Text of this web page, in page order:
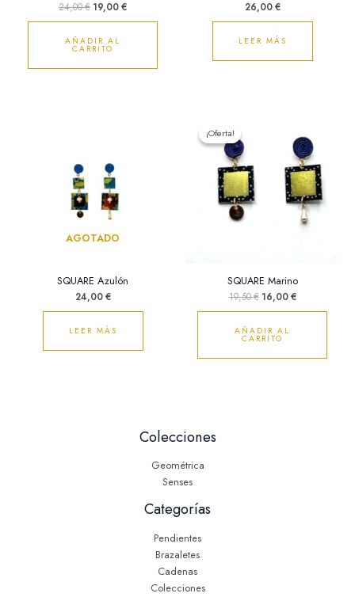
24,00€ 19,00€
AÑADIR AL
CARRITO
26,00€
LEER MÁS
AGOTADO
SQUARE Azulón
24,00€
LEER MÁS
¡Oferta!
¡Oferta!
SQUARE Marino
19,50€
19,50 €.
16,00€
actual
es:
16,00 €.
AÑADIR AL
CARRITO
Colecciones
Geométrica
Senses
Categorías
Pendientes
Brazaletes
Cadenas
Colecciones